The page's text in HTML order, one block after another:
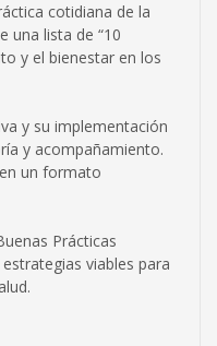
cotidiana de la
una lista de “10
y el bienestar en los
y su implementación
y acompañamiento.
un formato
Prácticas
viables para